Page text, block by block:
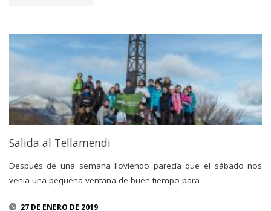
N.
VALDEREJO"
Salida al Tellamendi
Después de una semana lloviendo parecía que el sábado nos
venia una pequeña ventana de buen tiempo para
27 DE ENERO DE 2019